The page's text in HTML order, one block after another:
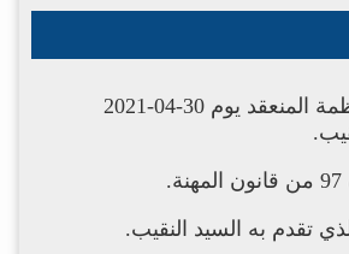
- ان مجلس المنظمة المنعقد يوم 30-04-2021
تقدم به السيد النقيب.